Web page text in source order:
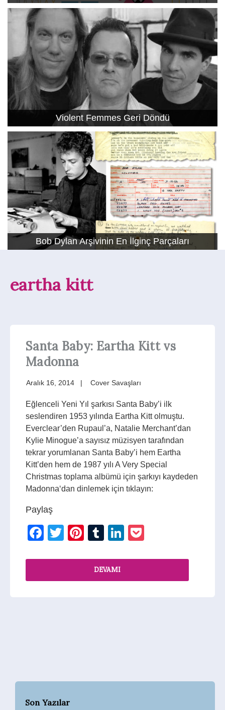
Violent Femmes Geri Döndü
Bob Dylan Arşivinin En İlginç Parçaları
eartha kitt
Santa Baby: Eartha Kitt vs
Madonna
Aralık 16, 2014 Cover Savaşları
Eğlenceli Yeni Yıl şarkısı Santa Baby’i ilk
seslendiren 1953 yılında Eartha Kitt olmuştu.
Everclear’den Rupaul’a, Natalie Merchant’dan
Kylie Minogue’a sayısız müzisyen tarafından
tekrar yorumlanan Santa Baby’i hem Eartha
Kitt’den hem de 1987 yılı A Very Special
Christmas toplama albümü için şarkıyı kaydeden
Madonna‘dan dinlemek için tıklayın:
Paylaş
Facebook
TwitterPinterest
TumblrLinkedIn
DEVAMI
Son Yazılar